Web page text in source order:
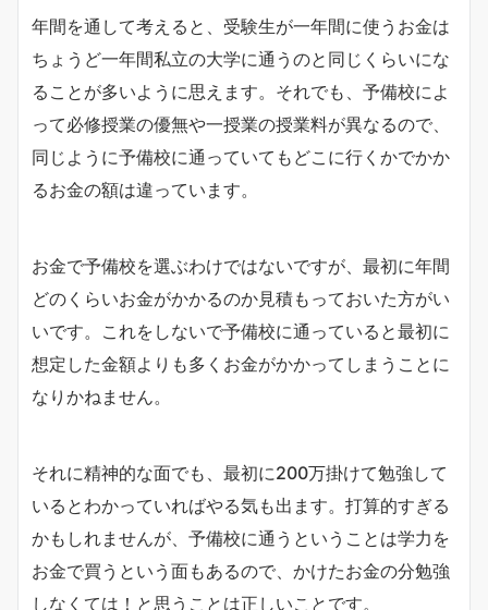
年間を通して考えると、受験生が一年間に使うお金は
ちょうど一年間私立の大学に通うのと同じくらいにな
ることが多いように思えます。それでも、予備校によ
って必修授業の優無や一授業の授業料が異なるので、
同じように予備校に通っていてもどこに行くかでかか
るお金の額は違っています。
お金で予備校を選ぶわけではないですが、最初に年間
どのくらいお金がかかるのか見積もっておいた方がい
いです。これをしないで予備校に通っていると最初に
想定した金額よりも多くお金がかかってしまうことに
なりかねません。
それに精神的な面でも、最初に200万掛けて勉強して
いるとわかっていればやる気も出ます。打算的すぎる
かもしれませんが、予備校に通うということは学力を
お金で買うという面もあるので、かけたお金の分勉強
しなくては！と思うことは正しいことです。